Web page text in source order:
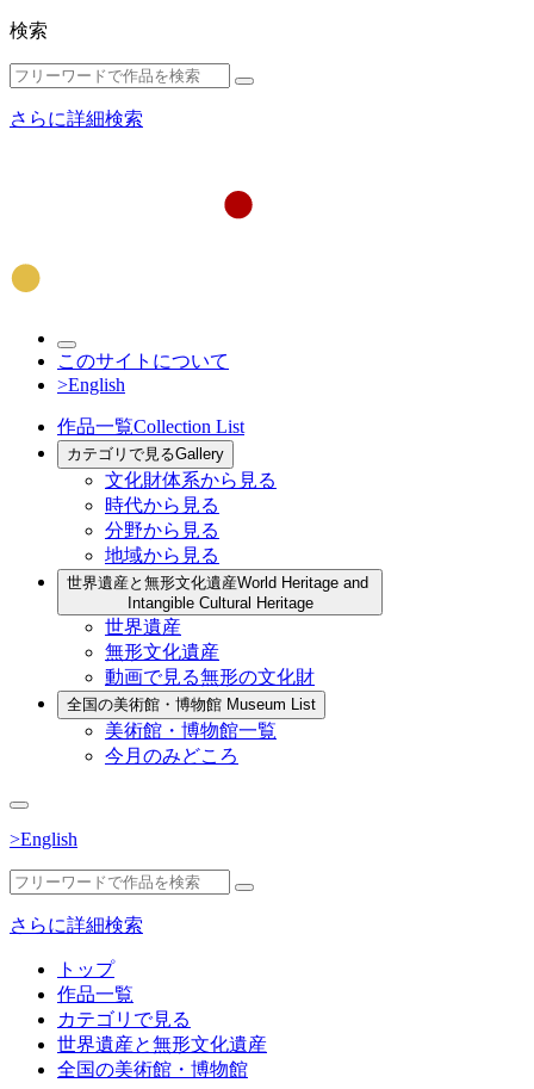
検索
さらに詳細検索
このサイトについて
>English
作品一覧Collection List
カテゴリで見るGallery
文化財体系から見る
時代から見る
分野から見る
地域から見る
世界遺産と無形文化遺産World Heritage and
Intangible Cultural Heritage
世界遺産
無形文化遺産
動画で見る無形の文化財
全国の美術館・博物館 Museum List
美術館・博物館一覧
今月のみどころ
>English
さらに詳細検索
トップ
作品一覧
カテゴリで見る
世界遺産と無形文化遺産
全国の美術館・博物館